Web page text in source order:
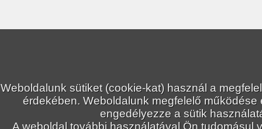
Weboldalunk sütiket (cookie-kat) használ a
érdekében. Weboldalunk megfelelő működése
engedélyezze a sütik
A weboldal további használatával Ön tudomásul